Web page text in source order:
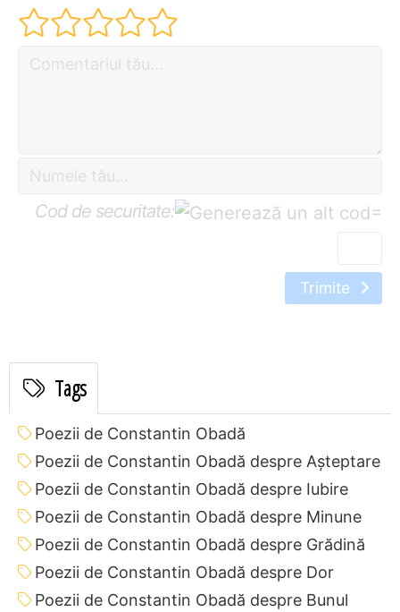
Cod de securitate: =
Trimite
Tags
Poezii de Constantin Obadă
Poezii de Constantin Obadă despre Așteptare
Poezii de Constantin Obadă despre Iubire
Poezii de Constantin Obadă despre Minune
Poezii de Constantin Obadă despre Grădină
Poezii de Constantin Obadă despre Dor
Poezii de Constantin Obadă despre Bunul